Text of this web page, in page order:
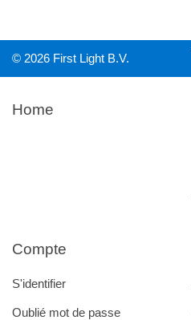
© 2026 First Light B.V.
Home
Compte
S'identifier
Oublié mot de passe